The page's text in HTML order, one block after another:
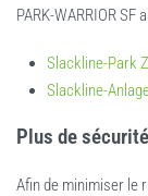
PARK-WARRIOR
Slackline-Park
Slackline-
Plus de sécurité
Afin de minimiser le